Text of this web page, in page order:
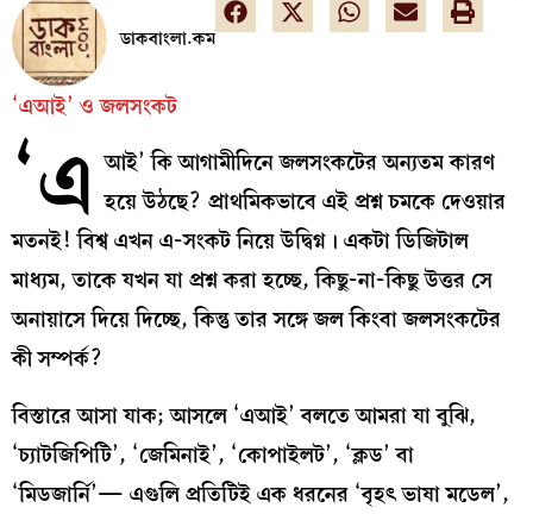
ডাকবাংলা.কম
‘এআই’ ও জলসংকট
‘এ আই’ কি আগামীদিনে জলসংকটের অন্যতম কারণ
হয়ে উঠছে? প্রাথমিকভাবে এই প্রশ্ন চমকে দেওয়ার
মতনই! বিশ্ব এখন এ-সংকট নিয়ে উদ্বিগ্ন। একটা ডিজিটাল
মাধ্যম, তাকে যখন যা প্রশ্ন করা হচ্ছে, কিছু-না-কিছু উত্তর সে
অনায়াসে দিয়ে দিচ্ছে, কিন্তু তার সঙ্গে জল কিংবা জলসংকটের
কী সম্পর্ক?
বিস্তারে আসা যাক; আসলে ‘এআই’ বলতে আমরা যা বুঝি,
‘চ্যাটজিপিটি’, ‘জেমিনাই’, ‘কোপাইলট’, ‘ক্লড’ বা
‘মিডজার্নি’— এগুলি প্রতিটিই এক ধরনের ‘বৃহৎ ভাষা মডেল’,